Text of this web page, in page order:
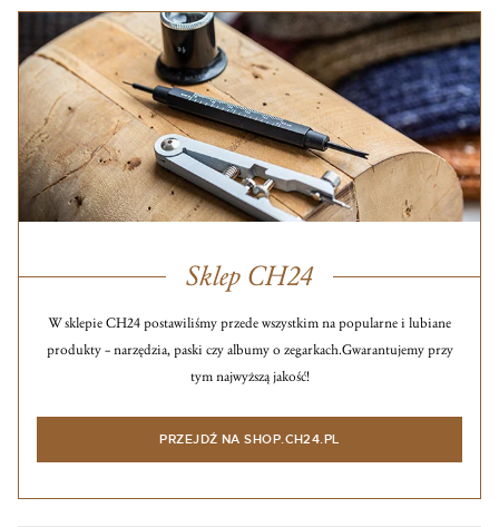
Sklep CH24
W sklepie CH24 postawiliśmy przede wszystkim na popularne i lubiane
produkty – narzędzia, paski czy albumy o zegarkach.Gwarantujemy przy
tym najwyższą jakość!
PRZEJDŹ NA SHOP.CH24.PL